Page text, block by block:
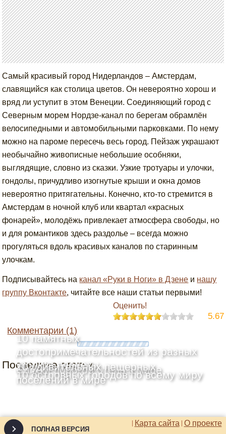
Самый красивый город Нидерландов – Амстердам,
славящийся как столица цветов. Он невероятно хорош и
вряд ли уступит в этом Венеции. Соединяющий город с
Северным морем Нордзе-канал по берегам обрамлён
велосипедными и автомобильными парковками. По нему
можно на пароме пересечь весь город. Пейзаж украшают
необычайно живописные небольшие особняки,
выглядящие, словно из сказки. Узкие тротуары и улочки,
гондолы, причудливо изогнутые крыши и окна домов
невероятно притягательны. Конечно, кто-то стремится в
Амстердам в ночной клуб или квартал «красных
фонарей», молодёжь привлекает атмосфера свободы, но
и для романтиков здесь раздолье – всегда можно
прогуляться вдоль красивых каналов по старинным
улочкам.
Подписывайтесь на канал «Руки в Ноги» в Дзене и нашу
группу Вконтакте, читайте все наши статьи первыми!
Оценить!
5.67
Комментарии (1)
Последние статьи
10 памятных
достопримечательностей из разных
уголков планеты
Самый дорогой отель в мире
10 островных городов по всему миру
10 удивительных пещерных
поселений в мире
О проекте
Карта сайта
ПОЛНАЯ ВЕРСИЯ